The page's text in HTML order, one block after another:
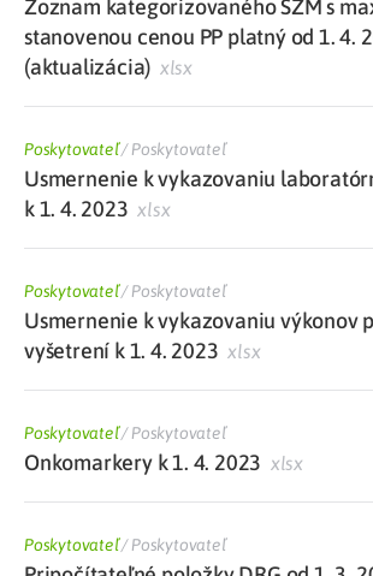
Zoznam kategorizovaného ŠZM s
stanovenou cenou PP platný od 1. 4.
(aktualizácia) xlsx
Poskytovateľ/Poskytovateľ
Usmernenie k vykazovaniu
k 1. 4. 2023 xlsx
Poskytovateľ/Poskytovateľ
Usmernenie k vykazovaniu výkonov
vyšetrení k 1. 4. 2023 xlsx
Poskytovateľ/Poskytovateľ
Onkomarkery k 1. 4. 2023 xlsx
Poskytovateľ/Poskytovateľ